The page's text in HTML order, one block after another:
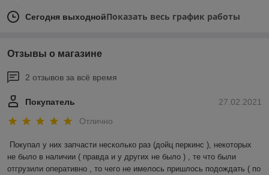
Сегодня выходнойПоказать весь график работы
Отзывы о магазине
2 отзывов за всё время
27.02.2021
Покупатель
Отлично
Покупал у них запчасти несколько раз (дойц перкинс ), некоторых
не было в наличии ( правда и у других не было ) , те что были
отгрузили оперативно , то чего не имелось пришлось подождать ( по